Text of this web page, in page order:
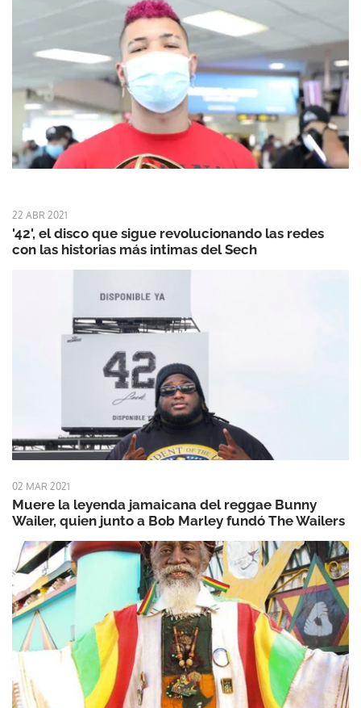
22 ABR 2021
'42', el disco que sigue revolucionando las redes
con las historias más intimas del Sech
02 MAR 2021
Muere la leyenda jamaicana del reggae Bunny
Wailer, quien junto a Bob Marley fundó The Wailers